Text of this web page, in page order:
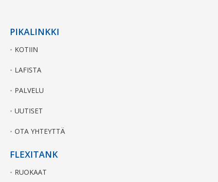
PIKALINKKI
KOTIIN
LAFISTA
PALVELU
UUTISET
OTA YHTEYTTÄ
FLEXITANK
RUOKAAT